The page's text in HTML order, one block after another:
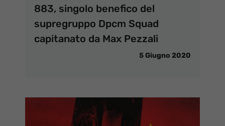
883, singolo benefico del
supregruppo Dpcm Squad
capitanato da Max Pezzali
5 Giugno 2020